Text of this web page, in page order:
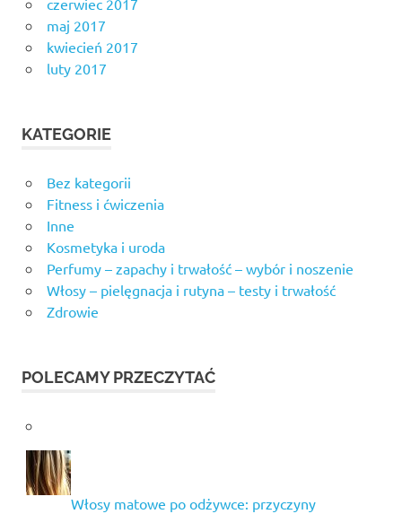
czerwiec 2017
maj 2017
kwiecień 2017
luty 2017
KATEGORIE
Bez kategorii
Fitness i ćwiczenia
Inne
Kosmetyka i uroda
Perfumy – zapachy i trwałość – wybór i noszenie
Włosy – pielęgnacja i rutyna – testy i trwałość
Zdrowie
POLECAMY PRZECZYTAĆ
Włosy matowe po odżywce: przyczyny